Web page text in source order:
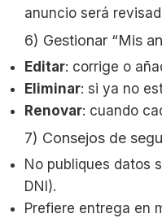
anuncio será
6) Gestionar “Mis
Editar: corrige o
Eliminar: si ya no
Renovar: cuando
7) Consejos de
No publiques datos
DNI).
Prefiere entrega en